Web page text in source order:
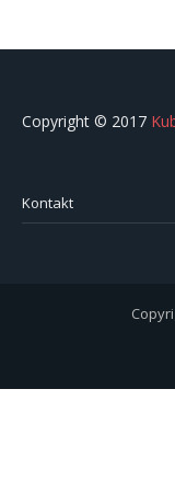
Copyright © 2017
Kontakt